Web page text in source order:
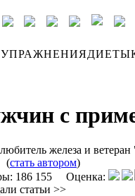
УПРАЖНЕНИЯДИЕТЫ
с
железа и
(стать автором)
186 155 Оценка:
статьи >>